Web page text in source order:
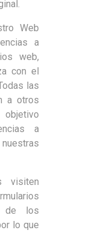
Web
a
web,
con el
las
a otros
a
visiten
de los
lo que